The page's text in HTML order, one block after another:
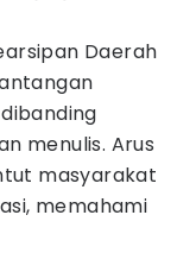
Daerah
menulis. Arus
masyarakat
memahami